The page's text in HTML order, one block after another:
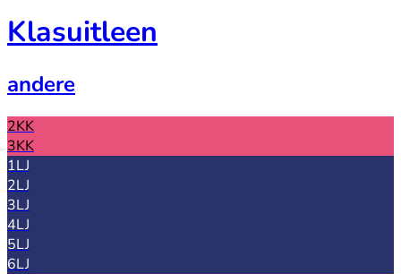
Klasuitleen
andere
2KK
3KK
1LJ
2LJ
3LJ
4LJ
5LJ
6LJ